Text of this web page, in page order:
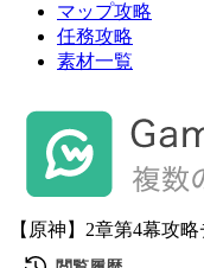
マップ攻略
任務攻略
素材一覧
【原神】2章第4幕攻